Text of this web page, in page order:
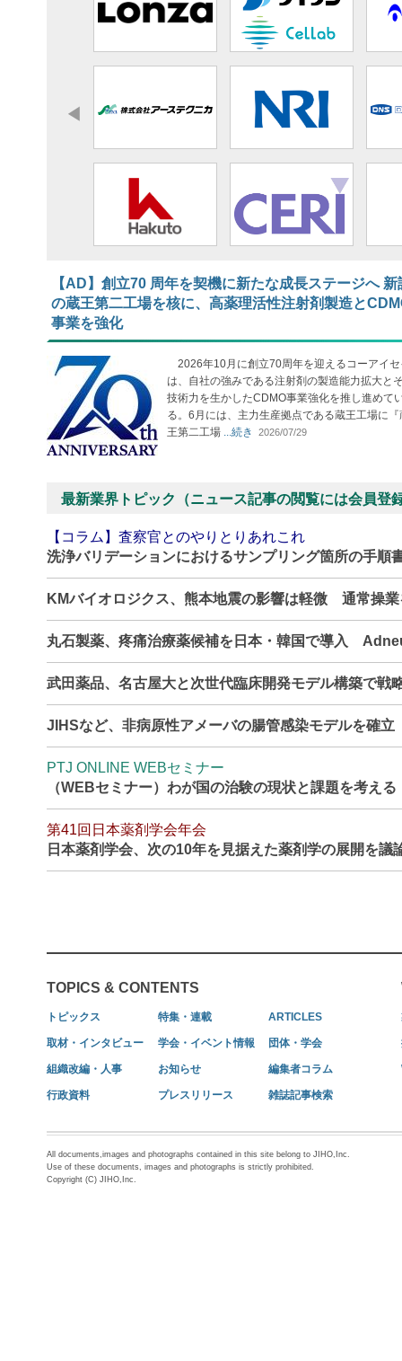
【AD】​​​​​​​創立70 周年を契機に新たな成長ステージへ 新
の蔵王第二工場を核に、高薬理活性注射剤製造と
事業を強化
2026年10月に創立70周年を迎えるコーアイセ
は、自社の強みである注射剤の製造能力拡大と
技術力を生かしたCDMO事業強化を推し進めて
る。6月には、主力生産拠点である蔵王工場に『
王第二工場 ...続き 2026/07/29
最新業界トピック（ニュース記事の閲覧には会員登
【コラム】査察官とのやりとりあれこれ
洗浄バリデーションにおけるサンプリング箇所の手順
KMバイオロジクス、熊本地震の影響は軽微 通常操
丸石製薬、疼痛治療薬候補を日本・韓国で導入
武田薬品、名古屋大と次世代臨床開発モデル構築で
JIHSなど、非病原性アメーバの腸管感染モデルを確
PTJ ONLINE WEBセミナー
（WEBセミナー）わが国の治験の現状と課題を考える
第41回日本薬剤学会年会
日本薬剤学会、次の10年を見据えた薬剤学の展開を議
TOPICS & CONTENTS
トピックス 特集・連載 ARTICLES
取材・インタビュー 学会・イベント情報 団体・学会
組織改編・人事 お知らせ 編集者コラム
行政資料 プレスリリース 雑誌記事検索
All documents,images and photographs contained in this site belong to JIHO,Inc.
Use of these documents, images and photographs is strictly prohibited.
Copyright (C) JIHO,Inc.